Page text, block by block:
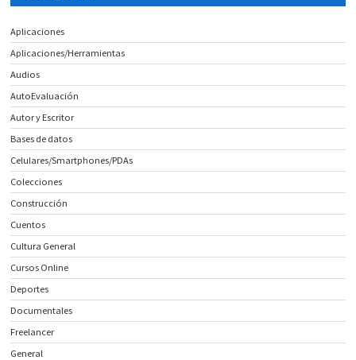
Aplicaciones
Aplicaciones/Herramientas
Audios
AutoEvaluación
Autor y Escritor
Bases de datos
Celulares/Smartphones/PDAs
Colecciones
Construcción
Cuentos
Cultura General
Cursos Online
Deportes
Documentales
Freelancer
General